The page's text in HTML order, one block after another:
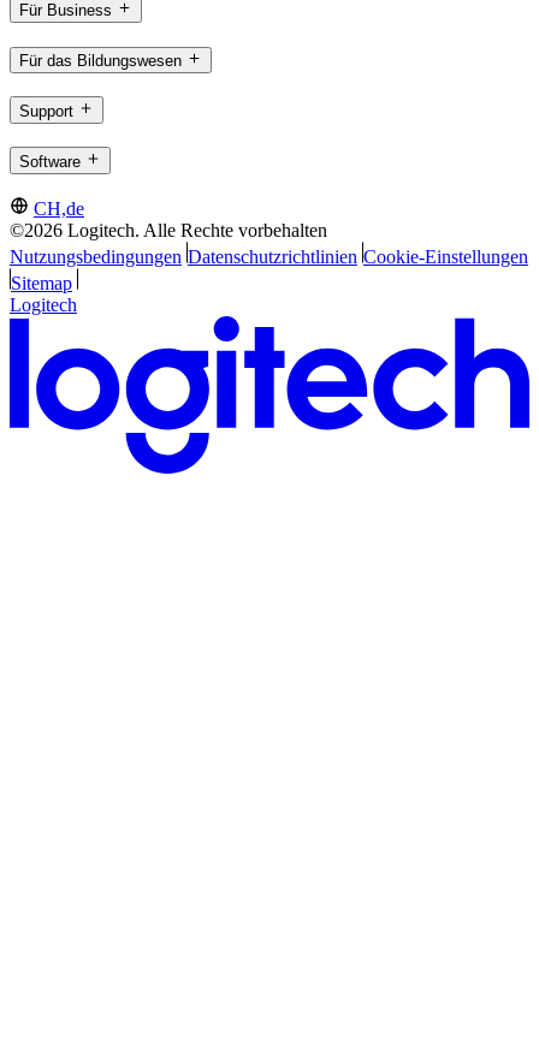
Für Business
Für das Bildungswesen
Support
Software
CH,de
©2026 Logitech. Alle Rechte vorbehalten
Nutzungsbedingungen Datenschutzrichtlinien Cookie-Einstellungen
Sitemap
Logitech